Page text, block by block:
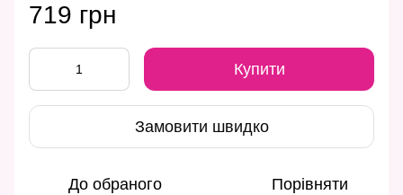
719 грн
Купити
Замовити швидко
До обраного Порівняти